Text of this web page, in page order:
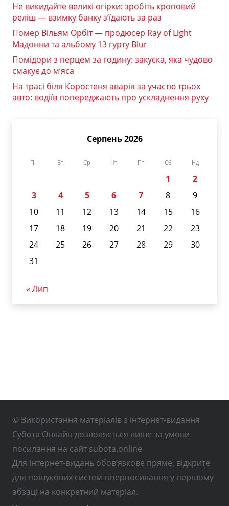
Не викидайте великі огірки: зробіть кроповий
реліш — взимку банку з’їдають за раз
Помер Вільям Орбіт — продюсер Ray of Light
Мадонни та альбому 13 гурту Blur
Помідори з перцем за годину: закуска, яка чудово
смакує до м’яса
На трасі біля Коростеня аварія за участю трьох
авто: водіїв попереджають про ускладнення руху
Серпень 2026
Пн Вт Ср Чт Пт Сб Нд
1
2
3
4 5 6 7 8
9
10
11 12 13 14 15
16
17
18 19 20 21 22
23
24
25 26 27 28 29
30
31
« Лип
© Використання матеріалів з інтернет-видання
Субота Онлайн дозволяється лише за умови
посилання на сайт subota.online
Для інтернет-видань обов’язкове пряме, відкрите
для пошукових систем гіперпосилання у першому
абзаці на конкретний матеріал.